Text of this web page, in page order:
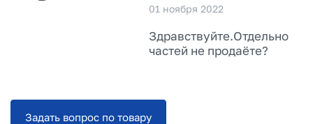
01 ноября 2022
Здравствуйте.Отдельно
частей не продаёте?
Задать вопрос по товару